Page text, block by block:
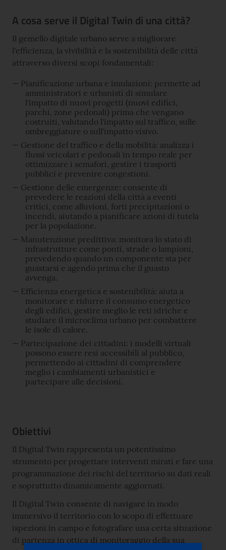
A cosa serve il Digital Twin di una città?
Il gemello digitale urbano serve a migliorare
l'efficienza, la vivibilità e la sostenibilità delle città
attraverso diversi scopi fondamentali:
Pianificazione urbana e imulazioni: permette ad
amministratori e urbanisti di simulare
l'impatto di nuovi progetti (nuovi edifici,
parchi, zone pedonali) prima che vengano
costruiti, valutando l'impatto sul traffico, sulle
ombreggiature o sull'impatto visivo.
Gestione del traffico e della mobilità: analizza i
flussi veicolari e pedonali in tempo reale per
ottimizzare i semafori, gestire i trasporti
pubblici e prevenire congestioni.
Gestione delle emergenze: consente di
prevedere le reazioni della città a eventi
critici, come alluvioni, forti precipitazioni o
incendi, aiutando a pianificare azioni di tutela
per la popolazione.
Manutenzione predittiva: monitora lo stato di
infrastrutture come ponti, strade o lampioni,
prevedendo quando un componente sta per
guastarsi e agendo prima che il guasto
avvenga.
Efficienza energetica e sostenibilità: aiuta a
monitorare e ridurre il consumo energetico
degli edifici, gestire meglio le reti idriche e
studiare il microclima urbano per combattere
le isole di calore.
Partecipazione dei cittadini: i modelli virtuali
possono essere resi accessibili al pubblico,
permettendo ai cittadini di comprendere
meglio i cambiamenti urbanistici e
partecipare alle decisioni.
Obiettivi
Il Digital Twin rappresenta un potentissimo
strumento per progettare interventi mirati e fare una
programmazione dei rischi del territorio su dati reali
e soprattutto dinamicamente aggiornati.
Il Digital Twin consente di navigare in modo
immersivo il territorio con lo scopo di effettuare
ispezioni in campo e fotografare una certa situazione
di partenza in ottica di monitoraggio della sua